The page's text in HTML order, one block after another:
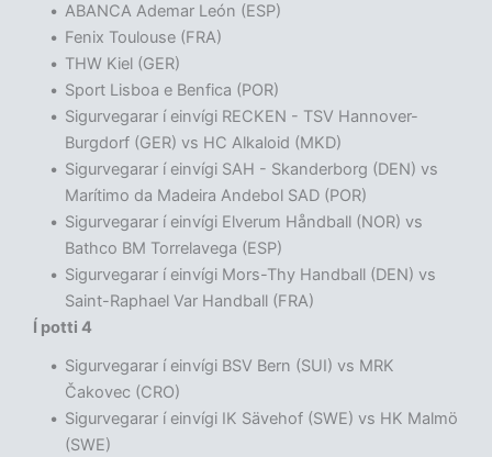
ABANCA Ademar León (ESP)
Fenix Toulouse (FRA)
THW Kiel (GER)
Sport Lisboa e Benfica (POR)
Sigurvegarar í einvígi RECKEN - TSV Hannover-
Burgdorf (GER) vs HC Alkaloid (MKD)
Sigurvegarar í einvígi SAH - Skanderborg (DEN) vs
Marítimo da Madeira Andebol SAD (POR)
Sigurvegarar í einvígi Elverum Håndball (NOR) vs
Bathco BM Torrelavega (ESP)
Sigurvegarar í einvígi Mors-Thy Handball (DEN) vs
Saint-Raphael Var Handball (FRA)
Í potti 4
Sigurvegarar í einvígi BSV Bern (SUI) vs MRK
Čakovec (CRO)
Sigurvegarar í einvígi IK Sävehof (SWE) vs HK Malmö
(SWE)